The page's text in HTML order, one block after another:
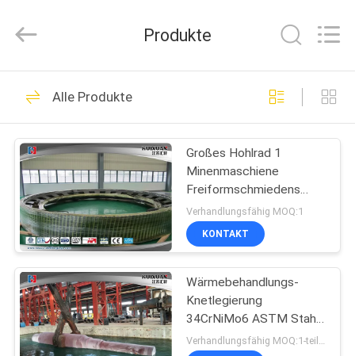
HAUS
PRODUKTE
VIDEOS
ÜBER
UNS
FABRIK-
AUSFLUG
ENERGY
EQUIPMENT
Rights
Schwere
Schmiedestücke
Stahl
36
Achswelleschmieden
35
Produkte
Alle Produkte
Großes Hohlrad 1
Minenmaschiene
Freiformschmiedens
18CrNiMo7-6 4340 20
CrMnMo
Verhandlungsfähig MOQ:1
KONTAKT
Wärmebehandlungs-
Knetlegierung
34CrNiMo6 ASTM Stahl-
Quart-Welle 8000T